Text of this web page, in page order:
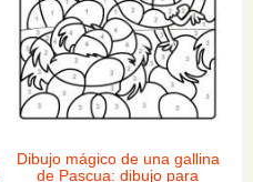
Dibujo mágico de una gallina
de Pascua: dibujo para